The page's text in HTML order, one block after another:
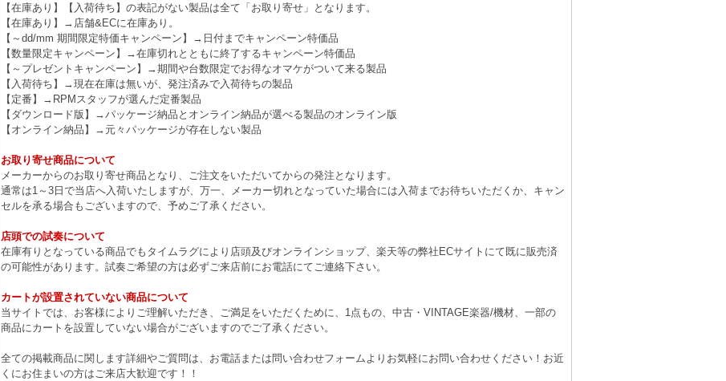
【在庫あり】【入荷待ち】の表記がない製品は全て「お取り寄せ」となります。
【在庫あり】→店舗&ECに在庫あり。
【～dd/mm 期間限定特価キャンペーン】→日付までキャンペーン特価品
【数量限定キャンペーン】→在庫切れとともに終了するキャンペーン特価品
【～プレゼントキャンペーン】→期間や台数限定でお得なオマケがついて来る製品
【入荷待ち】→現在在庫は無いが、発注済みで入荷待ちの製品
【定番】→RPMスタッフが選んだ定番製品
【ダウンロード版】→パッケージ納品とオンライン納品が選べる製品のオンライン版
【オンライン納品】→元々パッケージが存在しない製品
お取り寄せ商品について
メーカーからのお取り寄せ商品となり、ご注文をいただいてからの発注となります。
通常は1～3日で当店へ入荷いたしますが、万一、メーカー切れとなっていた場合には入荷までお待ちいただくか、キャン
セルを承る場合もございますので、予めご了承ください。
店頭での試奏について
在庫有りとなっている商品でもタイムラグにより店頭及びオンラインショップ、楽天等の弊社ECサイトにて既に販売済
の可能性があります。試奏ご希望の方は必ずご来店前にお電話にてご連絡下さい。
カートが設置されていない商品について
当サイトでは、お客様によりご理解いただき、ご満足をいただくために、1点もの、中古・VINTAGE楽器/機材、一部の
商品にカートを設置していない場合がございますのでご了承ください。
全ての掲載商品に関します詳細やご質問は、お電話または問い合わせフォームよりお気軽にお問い合わせください！お近
くにお住まいの方はご来店大歓迎です！！